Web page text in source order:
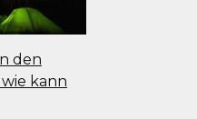
den
kann